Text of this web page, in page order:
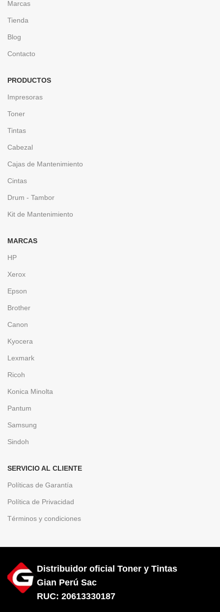
Marcas
Tienda
Blog
Contacto
PRODUCTOS
Impresoras
Toner
Tintas
Cabezal
Cajas de Mantenimiento
Cintas
Drum - Tambor
Kit de Mantenimiento
MARCAS
HP
Xerox
Epson
Brother
Canon
Kyocera
Lexmark
Ricoh
Konica Minolta
Pantum
Samsung
Sindoh
SERVICIO AL CLIENTE
Políticas de Garantía
Política de Privacidad
Términos y condiciones
Distribuidor oficial Toner y Tintas
Gian Perú Sac
RUC: 20613330187